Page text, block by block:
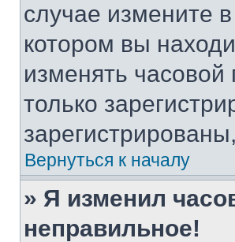
случае измените
котором вы
изменять часовой
только
Вернуться к началу
» Я изменил
неправильное!